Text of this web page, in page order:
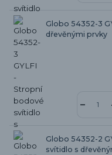
Globo 54352-3
dřevěnými prvky
Globo 54352-2
svítidlo s